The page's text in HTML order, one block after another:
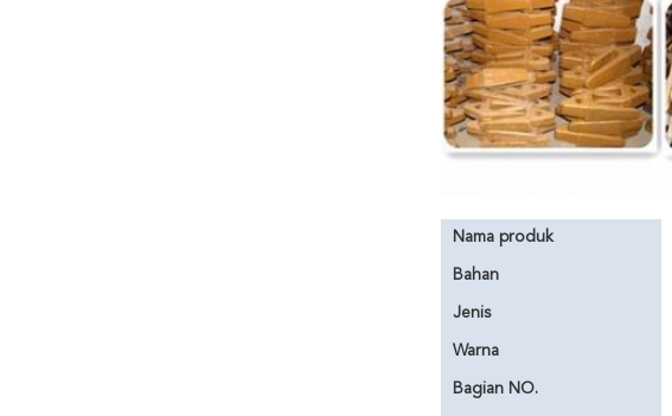
Nama produk
Bahan
Jenis
Warna
Bagian NO.